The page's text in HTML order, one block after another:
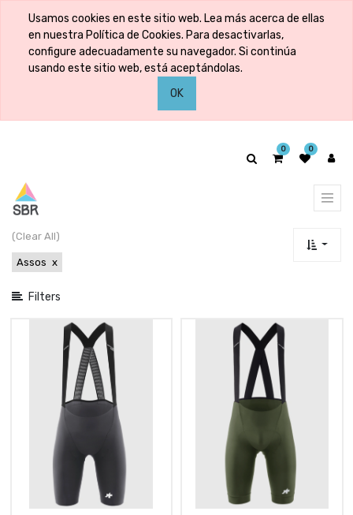
Usamos cookies en este sitio web. Lea más acerca de ellas
en nuestra Política de Cookies. Para desactivarlas,
configure adecuadamente su navegador. Si continúa
usando este sitio web, está aceptándolas.
OK
0 0
(Clear All)
Assos x
Filters
Mostrar
categorías